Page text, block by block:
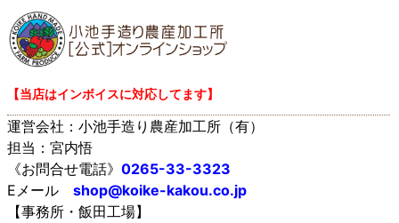
【当店はインボイスに対応してます】
運営会社：小池手造り農産加工所（有）
担当：宮内悟
《お問合せ電話》 0265-33-3323
Eメール shop@koike-kakou.co.jp
【事務所・飯田工場】